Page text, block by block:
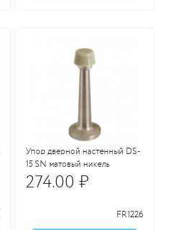
Упор дверной настенный DS-
15 SN матовый никель
274.00 ₽
FR1226